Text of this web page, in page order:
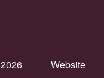
2026
Website